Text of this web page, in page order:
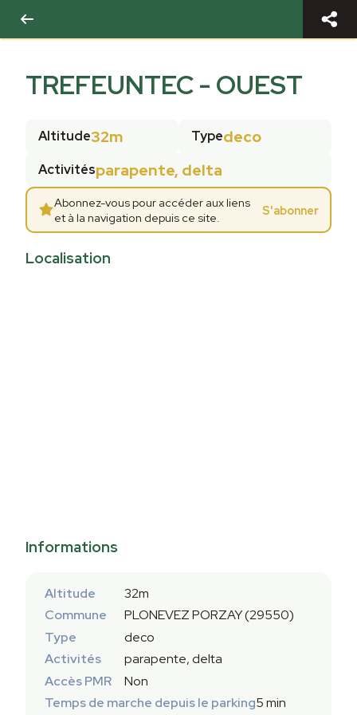
TREFEUNTEC - OUEST
Altitude32m Typedeco
Activitésparapente, delta
Abonnez-vous pour accéder aux liens
et à la navigation depuis ce site.
S'abonner
Localisation
Informations
Altitude
32m
Commune
PLONEVEZ PORZAY (29550)
Type
deco
Activités
parapente, delta
Accès PMR
Non
Temps de marche depuis le parking5 min